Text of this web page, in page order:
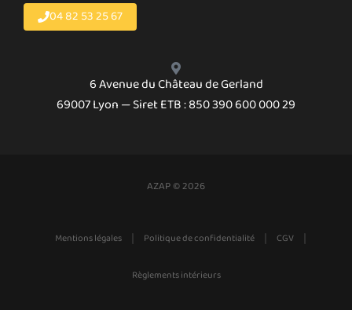
04 82 53 25 67
6 Avenue du Château de Gerland
69007 Lyon — Siret ETB : 850 390 600 000 29
AZAP © 2026
Mentions légales | Politique de confidentialité | CGV |
Règlements intérieurs